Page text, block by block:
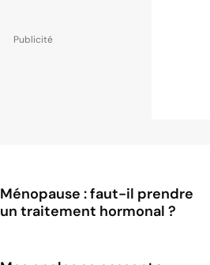
Ménopause : faut-il prendre
un traitement hormonal ?